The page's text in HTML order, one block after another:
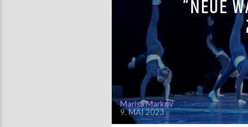
“NEUE
Marisa Markov
9. MAI 2023